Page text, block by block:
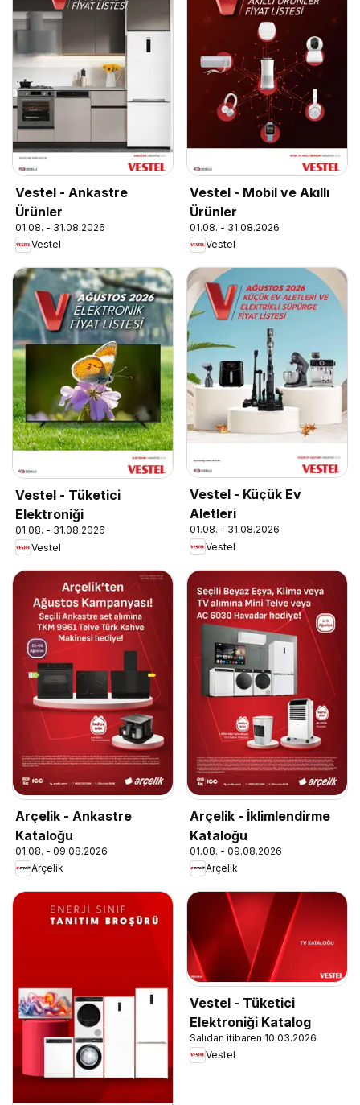
Vestel - Ankastre
Ürünler
01.08. - 31.08.2026
Vestel
Vestel - Mobil ve Akıllı
Ürünler
01.08. - 31.08.2026
Vestel
Vestel - Tüketici
Elektroniği
01.08. - 31.08.2026
Vestel
Vestel - Küçük Ev
Aletleri
01.08. - 31.08.2026
Vestel
Arçelik - Ankastre
Kataloğu
01.08. - 09.08.2026
Arçelik
Arçelik - İklimlendirme
Kataloğu
01.08. - 09.08.2026
Arçelik
Vestel - Tüketici
Elektroniği Katalog
Salıdan itibaren 10.03.2026
Vestel